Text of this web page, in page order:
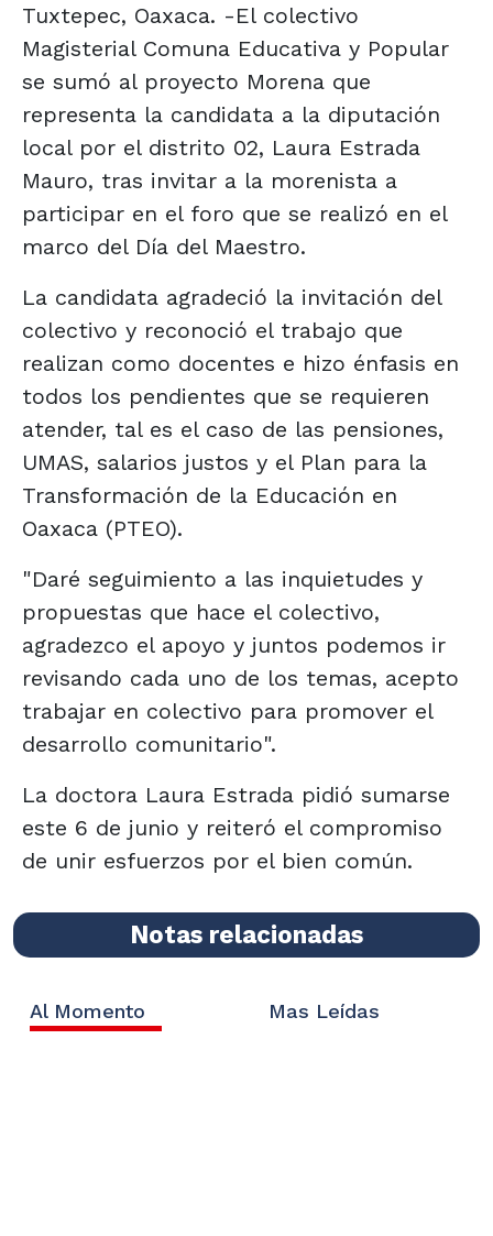
Tuxtepec, Oaxaca. -El colectivo
Magisterial Comuna Educativa y Popular
se sumó al proyecto Morena que
representa la candidata a la diputación
local por el distrito 02, Laura Estrada
Mauro, tras invitar a la morenista a
participar en el foro que se realizó en el
marco del Día del Maestro.
La candidata agradeció la invitación del
colectivo y reconoció el trabajo que
realizan como docentes e hizo énfasis en
todos los pendientes que se requieren
atender, tal es el caso de las pensiones,
UMAS, salarios justos y el Plan para la
Transformación de la Educación en
Oaxaca (PTEO).
"Daré seguimiento a las inquietudes y
propuestas que hace el colectivo,
agradezco el apoyo y juntos podemos ir
revisando cada uno de los temas, acepto
trabajar en colectivo para promover el
desarrollo comunitario".
La doctora Laura Estrada pidió sumarse
este 6 de junio y reiteró el compromiso
de unir esfuerzos por el bien común.
Notas relacionadas
Al Momento Mas Leídas